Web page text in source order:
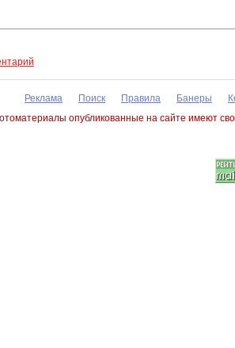
Реклама Поиск Правила Банеры
опубликованные на сайте имеют